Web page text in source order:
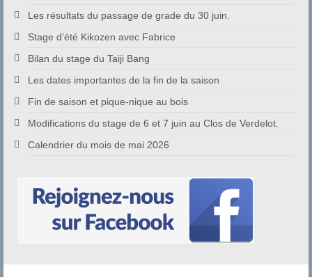
Les résultats du passage de grade du 30 juin.
Stage d’été Kikozen avec Fabrice
Bilan du stage du Taiji Bang
Les dates importantes de la fin de la saison
Fin de saison et pique-nique au bois
Modifications du stage de 6 et 7 juin au Clos de Verdelot.
Calendrier du mois de mai 2026